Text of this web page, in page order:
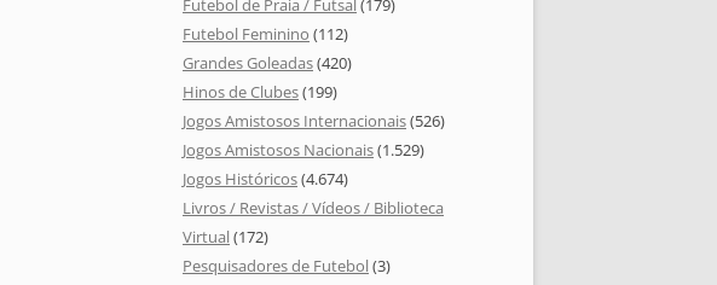
Futebol de Praia / Futsal(179)
Futebol Feminino (112)
Grandes Goleadas(420)
Hinos de Clubes(199)
Jogos Amistosos Internacionais(526)
Jogos Amistosos Nacionais(1.529)
Jogos Históricos(4.674)
Livros / Revistas / Vídeos / Biblioteca
Virtual(172)
Pesquisadores de Futebol(3)